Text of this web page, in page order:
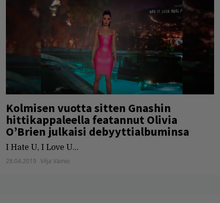
Kolmisen vuotta sitten Gnashin
hittikappaleella featannut Olivia
O’Brien julkaisi debyyttialbuminsa
I Hate U, I Love U...
28.04.2019 Vilja Vainio